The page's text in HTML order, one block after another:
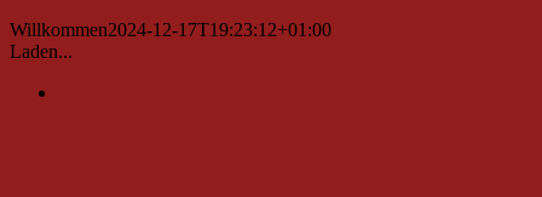
Willkommen2024-12-17T19:23:12+01:00
Laden...